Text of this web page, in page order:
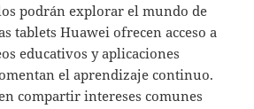
podrán explorar el mundo de
tablets Huawei ofrecen acceso a
educativos y aplicaciones
el aprendizaje continuo.
compartir intereses comunes